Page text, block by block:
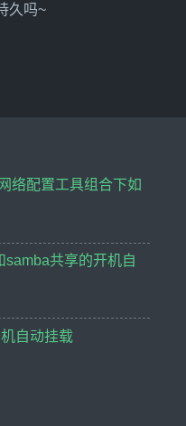
久吗~
络配置工具组合下如
samba共享的开机自
自动挂载